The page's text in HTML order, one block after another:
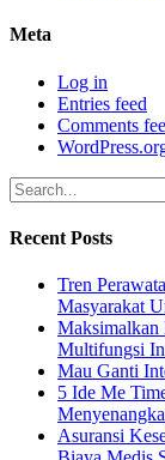
Meta
Log in
Entries feed
Comments
Recent Posts
Tren
Masyarakat
Maksimalkan
Multifungsi
Mau Ganti
5 Ide Me
Asuransi